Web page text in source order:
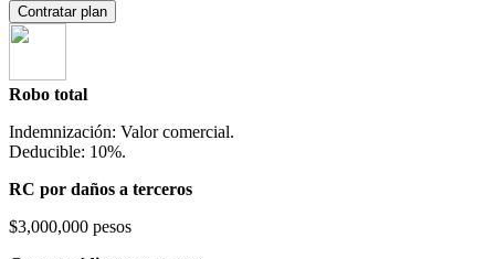
Contratar plan
Robo total
Indemnización: Valor comercial.
Deducible: 10%.
RC por daños a terceros
$3,000,000 pesos